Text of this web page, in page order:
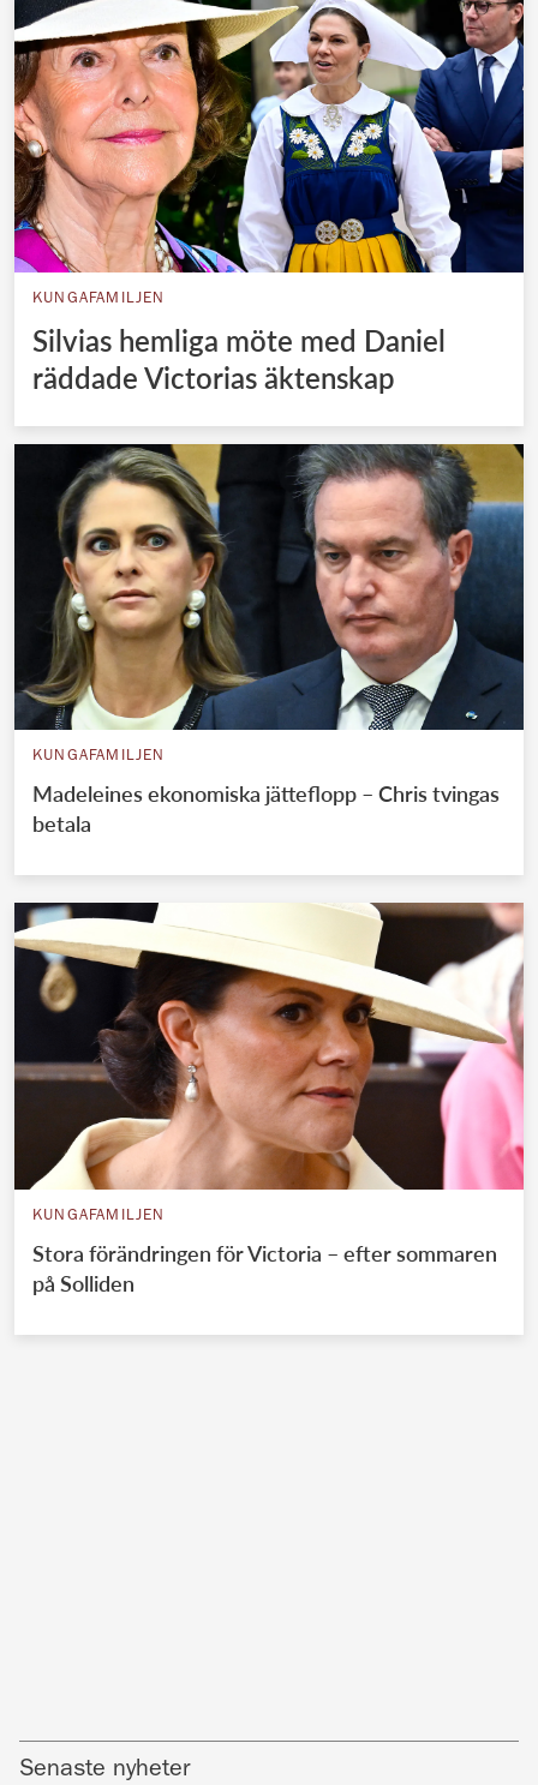
KUNGAFAMILJEN
Silvias hemliga möte med Daniel
räddade Victorias äktenskap
KUNGAFAMILJEN
Madeleines ekonomiska jätteflopp – Chris tvingas
betala
KUNGAFAMILJEN
Stora förändringen för Victoria – efter sommaren
på Solliden
Senaste nyheter